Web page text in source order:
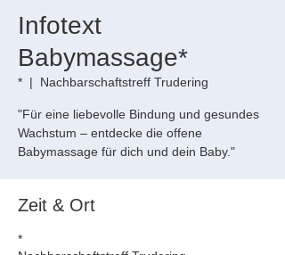
Infotext
Babymassage*
*
  |
Nachbarschaftstreff Trudering
"Für eine liebevolle Bindung und gesundes
Wachstum – entdecke die offene
Babymassage für dich und dein Baby."
Zeit & Ort
*